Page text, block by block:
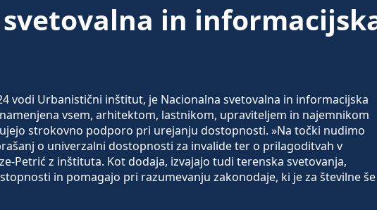
in
vodi Urbanistični inštitut, je Nacionalna svetovalna in informacijska
vsem, arhitektom, lastnikom, upraviteljem in najemnikom
strokovno podporo pri urejanju dostopnosti. »Na točki nudimo
o univerzalni dostopnosti za invalide ter o prilagoditvah v
Petrić z inštituta. Kot dodaja, izvajajo tudi terenska svetovanja,
in pomagajo pri razumevanju zakonodaje, ki je za številne še